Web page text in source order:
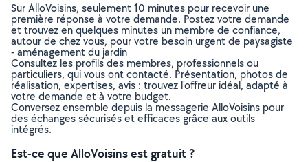
Sur AlloVoisins, seulement 10 minutes pour recevoir une
première réponse à votre demande. Postez votre demande
et trouvez en quelques minutes un membre de confiance,
autour de chez vous, pour votre besoin urgent de paysagiste
- aménagement du jardin
Consultez les profils des membres, professionnels ou
particuliers, qui vous ont contacté. Présentation, photos de
réalisation, expertises, avis : trouvez l'offreur idéal, adapté à
votre demande et à votre budget.
Conversez ensemble depuis la messagerie AlloVoisins pour
des échanges sécurisés et efficaces grâce aux outils
intégrés.
Est-ce que AlloVoisins est gratuit ?